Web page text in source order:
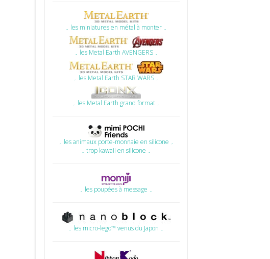
۔ les miniatures en métal à monter ۔
۔ les Metal Earth AVENGERS ۔
۔ les Metal Earth STAR WARS ۔
۔ les Metal Earth grand format ۔
۔ les animaux porte-monnaie en silicone ۔
۔ trop kawaii en silicone ۔
۔ les poupées à message ۔
۔ les micro-lego™ venus du Japon ۔